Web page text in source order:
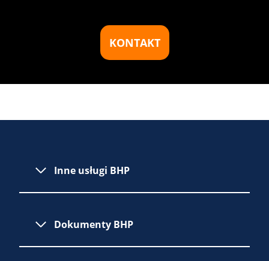
KONTAKT
Inne usługi BHP
Dokumenty BHP